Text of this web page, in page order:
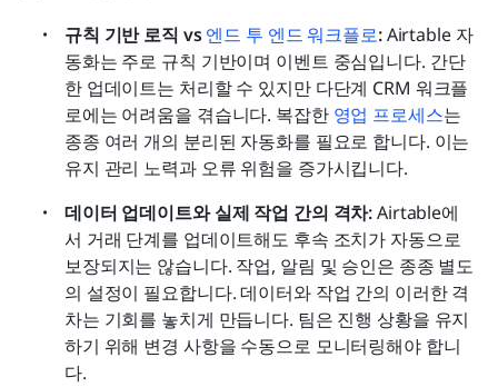
규칙 기반 로직 vs 엔드 투 엔드 워크플로: Airtable 자
동화는 주로 규칙 기반이며 이벤트 중심입니다. 간단
한 업데이트는 처리할 수 있지만 다단계 CRM 워크플
로에는 어려움을 겪습니다. 복잡한 영업 프로세스는
종종 여러 개의 분리된 자동화를 필요로 합니다. 이는
유지 관리 노력과 오류 위험을 증가시킵니다.
데이터 업데이트와 실제 작업 간의 격차: Airtable에
서 거래 단계를 업데이트해도 후속 조치가 자동으로
보장되지는 않습니다. 작업, 알림 및 승인은 종종 별도
의 설정이 필요합니다. 데이터와 작업 간의 이러한 격
차는 기회를 놓치게 만듭니다. 팀은 진행 상황을 유지
하기 위해 변경 사항을 수동으로 모니터링해야 합니
다.